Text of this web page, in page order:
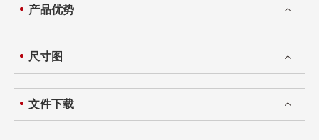
产品优势
尺寸图
文件下载